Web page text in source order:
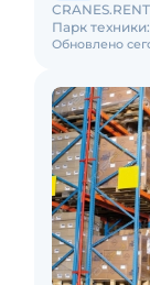
Обновлено
CRANES.RENT
Парк техники: